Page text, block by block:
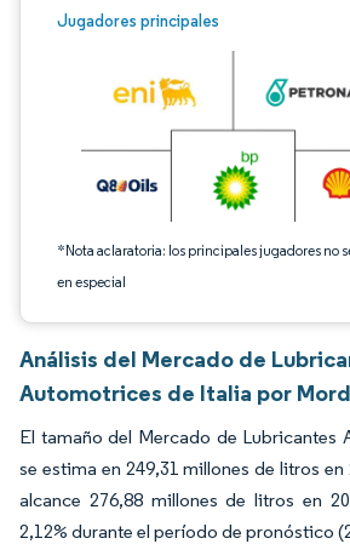
Jugadores principales
*Nota aclaratoria: los principales jugadores no
en especial
Imagen © Mordor Intelligence. El uso requiere
Análisis del Mercado de
Automotrices de Italia por
El tamaño del Mercado de Lubricantes
se estima en 249,31 millones de litros en
alcance 276,88 millones de litros en
2,12% durante el período de pronóstico